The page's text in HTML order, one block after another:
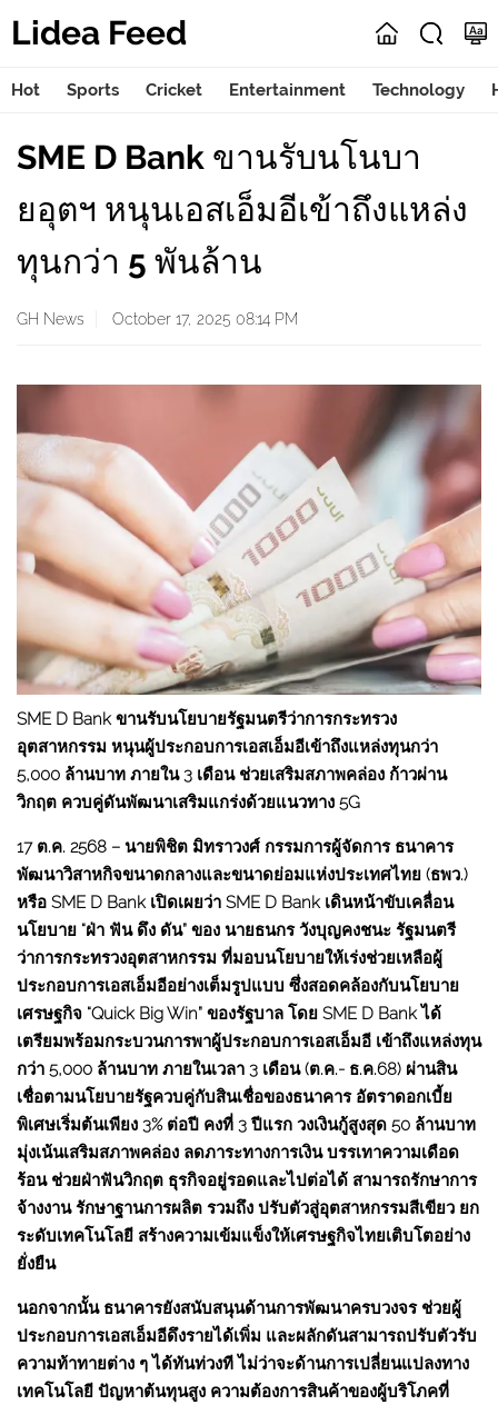
Lidea Feed
Hot Sports Cricket Entertainment Technology
SME D Bank ขานรับนโนบา
ยอุตฯ หนุนเอสเอ็มอีเข้าถึงแหล่ง
ทุนกว่า 5 พันล้าน
GH News October 17, 2025 08:14 PM
SME D Bankขานรับนโยบายรัฐมนตรีว่าการกระทรวง
อุตสาหกรรม หนุนผู้ประกอบการเอสเอ็มอีเข้าถึงแหล่งทุนกว่า
5,000 ล้านบาท ภายใน 3 เดือน ช่วยเสริมสภาพคล่อง ก้าวผ่าน
วิกฤต ควบคู่ดันพัฒนาเสริมแกร่งด้วยแนวทาง 5G
17 ต.ค. 2568 – นายพิชิต มิทราวงศ์ กรรมการผู้จัดการ ธนาคาร
พัฒนาวิสาหกิจขนาดกลางและขนาดย่อมแห่งประเทศไทย (ธพว.)
หรือ SME D Bank เปิดเผยว่า SME D Bank เดินหน้าขับเคลื่อน
นโยบาย “ฝ่า ฟัน ดึง ดัน” ของ นายธนกร วังบุญคงชนะ รัฐมนตรี
ว่าการกระทรวงอุตสาหกรรม ที่มอบนโยบายให้เร่งช่วยเหลือผู้
ประกอบการเอสเอ็มอีอย่างเต็มรูปแบบ ซึ่งสอดคล้องกับนโยบาย
เศรษฐกิจ “Quick Big Win” ของรัฐบาล โดย SME D Bank ได้
เตรียมพร้อมกระบวนการพาผู้ประกอบการเอสเอ็มอี เข้าถึงแหล่งทุน
กว่า 5,000 ล้านบาท ภายในเวลา 3 เดือน (ต.ค.- ธ.ค.68) ผ่านสิน
เชื่อตามนโยบายรัฐควบคู่กับสินเชื่อของธนาคาร อัตราดอกเบี้ย
พิเศษเริ่มต้นเพียง 3% ต่อปี คงที่ 3 ปีแรก วงเงินกู้สูงสุด 50 ล้านบาท
มุ่งเน้นเสริมสภาพคล่อง ลดภาระทางการเงิน บรรเทาความเดือด
ร้อน ช่วยฝ่าฟันวิกฤต ธุรกิจอยู่รอดและไปต่อได้ สามารถรักษาการ
จ้างงาน รักษาฐานการผลิต รวมถึง ปรับตัวสู่อุตสาหกรรมสีเขียว ยก
ระดับเทคโนโลยี สร้างความเข้มแข็งให้เศรษฐกิจไทยเติบโตอย่าง
ยั่งยืน
นอกจากนั้น ธนาคารยังสนับสนุนด้านการพัฒนาครบวงจร ช่วยผู้
ประกอบการเอสเอ็มอีดึงรายได้เพิ่ม และผลักดันสามารถปรับตัวรับ
ความท้าทายต่าง ๆ ได้ทันท่วงที ไม่ว่าจะด้านการเปลี่ยนแปลงทาง
เทคโนโลยี ปัญหาต้นทุนสูง ความต้องการสินค้าของผู้บริโภคที่